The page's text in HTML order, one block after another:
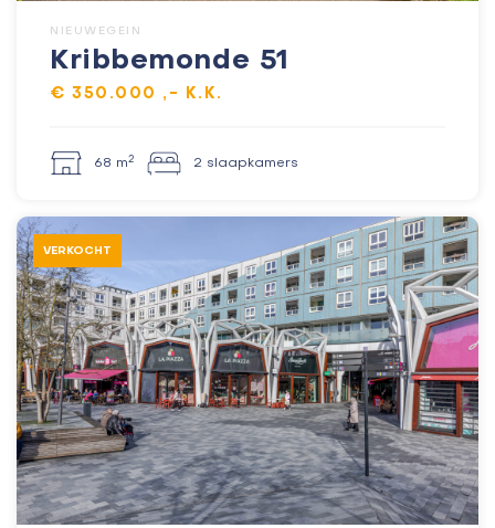
NIEUWEGEIN
Kribbemonde 51
€ 350.000 ,- K.K.
68 m2 2 slaapkamers
VERKOCHT